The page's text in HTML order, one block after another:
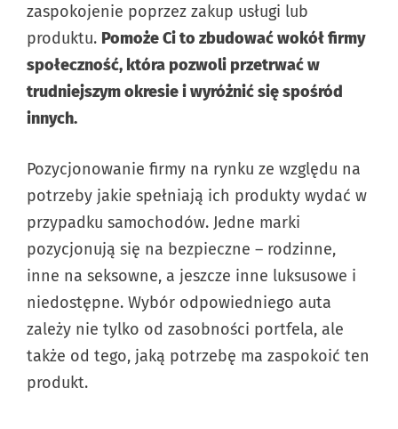
zaspokojenie poprzez zakup usługi lub
produktu. Pomoże Ci to zbudować wokół firmy
społeczność, która pozwoli przetrwać w
trudniejszym okresie i wyróżnić się spośród
innych.
Pozycjonowanie firmy na rynku ze względu na
potrzeby jakie spełniają ich produkty wydać w
przypadku samochodów. Jedne marki
pozycjonują się na bezpieczne – rodzinne,
inne na seksowne, a jeszcze inne luksusowe i
niedostępne. Wybór odpowiedniego auta
zależy nie tylko od zasobności portfela, ale
także od tego, jaką potrzebę ma zaspokoić ten
produkt.